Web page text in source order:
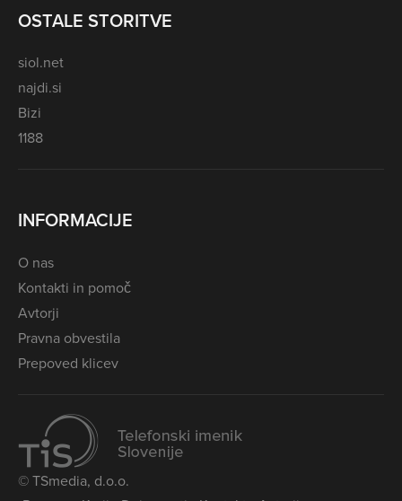
OSTALE STORITVE
siol.net
najdi.si
Bizi
1188
INFORMACIJE
O nas
Kontakti in pomoč
Avtorji
Pravna obvestila
Prepoved klicev
© TSmedia, d.o.o.